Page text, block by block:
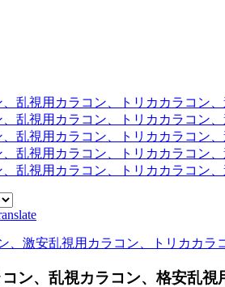
乱視用カラコン、トリカカラコン
乱視用カラコン、トリカカラコン
乱視用カラコン、トリカカラコン
乱視用カラコン、トリカカラコン
乱視用カラコン、トリカカラコン
、激安乱視用カラコン、トリカカ
ン、乱視カラコン、格安乱